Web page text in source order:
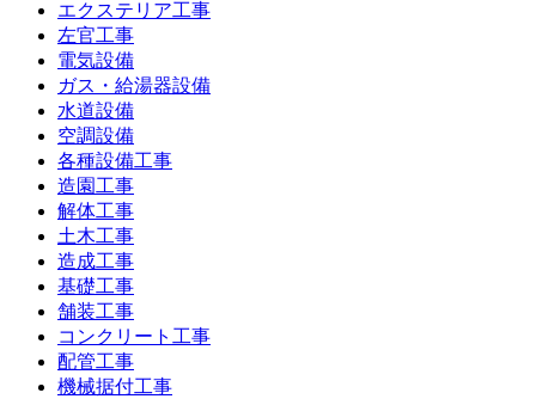
エクステリア工事
左官工事
電気設備
ガス・給湯器設備
水道設備
空調設備
各種設備工事
造園工事
解体工事
土木工事
造成工事
基礎工事
舗装工事
コンクリート工事
配管工事
機械据付工事